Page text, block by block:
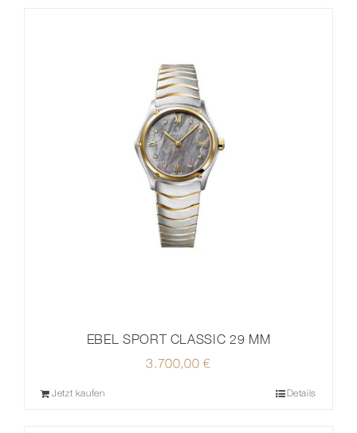
EBEL SPORT CLASSIC 29 MM
3.700,00€
Jetzt kaufen Details